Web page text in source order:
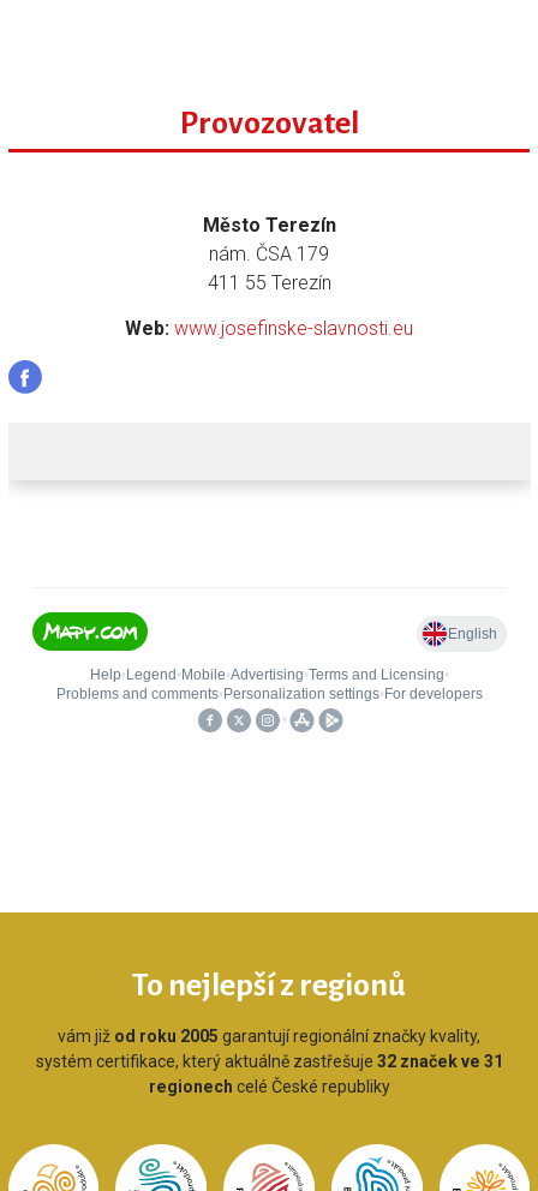
Provozovatel
Město Terezín
nám. ČSA 179
411 55 Terezín
Web: www.josefinske-slavnosti.eu
To nejlepší z regionů
vám již od roku 2005 garantují regionální značky kvality,
systém certifikace, který aktuálně zastřešuje 32 značek ve 31
regionech celé České republiky